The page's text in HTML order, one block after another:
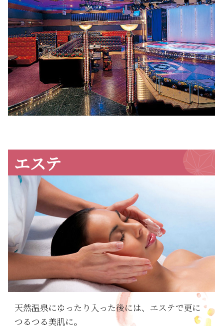
エステ
天然温泉にゆったり入った後には、エステで更に
つるつる美肌に。